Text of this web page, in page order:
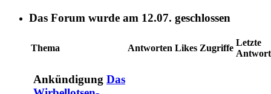
Das Forum wurde am 12.07. geschlossen
Thema Antworten Likes Zugriffe
Letzte
Antwort
Ankündigung Das